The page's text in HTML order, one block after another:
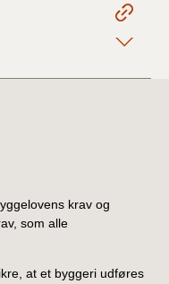
krav og
som alle
at et byggeri udføres